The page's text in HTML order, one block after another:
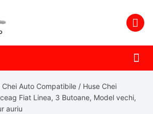
Chei Auto Compatibile / Huse Chei
Fiat Linea, 3 Butoane, Model vechi,
auriu